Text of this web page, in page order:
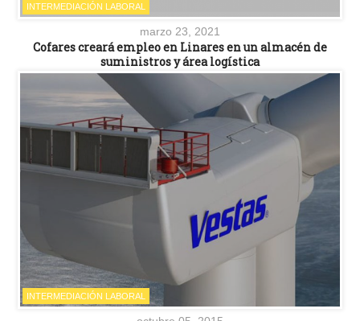
INTERMEDIACIÓN LABORAL
marzo 23, 2021
Cofares creará empleo en Linares en un almacén de
suministros y área logística
INTERMEDIACIÓN LABORAL